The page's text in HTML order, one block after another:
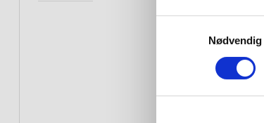
Nødvendig